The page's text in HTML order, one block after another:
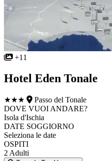
+11
Hotel Eden Tonale
★★★
Passo del Tonale
DOVE VUOI ANDARE?
Isola d'Ischia
DATE SOGGIORNO
Seleziona le date
OSPITI
2 Adulti